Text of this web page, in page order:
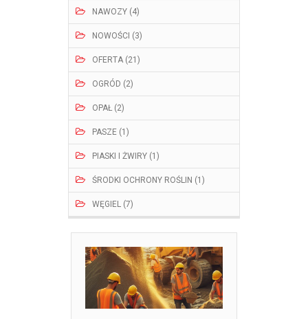
NAWOZY (4)
NOWOŚCI (3)
OFERTA (21)
OGRÓD (2)
OPAŁ (2)
PASZE (1)
PIASKI I ŻWIRY (1)
ŚRODKI OCHRONY ROŚLIN (1)
WĘGIEL (7)